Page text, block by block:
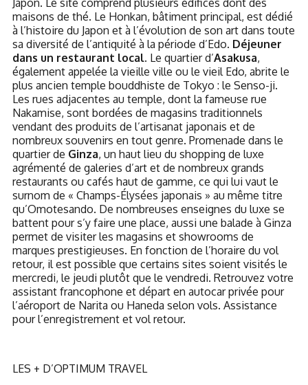
Japon. Le site comprend plusieurs édifices dont des
maisons de thé. Le Honkan, bâtiment principal, est dédié
à l’histoire du Japon et à l’évolution de son art dans toute
sa diversité de l’antiquité à la période d’Edo. Déjeuner
dans un restaurant local. Le quartier d’Asakusa,
également appelée la vieille ville ou le vieil Edo, abrite le
plus ancien temple bouddhiste de Tokyo : le Senso-ji.
Les rues adjacentes au temple, dont la fameuse rue
Nakamise, sont bordées de magasins traditionnels
vendant des produits de l’artisanat japonais et de
nombreux souvenirs en tout genre. Promenade dans le
quartier de Ginza, un haut lieu du shopping de luxe
agrémenté de galeries d’art et de nombreux grands
restaurants ou cafés haut de gamme, ce qui lui vaut le
surnom de « Champs-Élysées japonais » au même titre
qu’Omotesando. De nombreuses enseignes du luxe se
battent pour s’y faire une place, aussi une balade à Ginza
permet de visiter les magasins et showrooms de
marques prestigieuses. En fonction de l’horaire du vol
retour, il est possible que certains sites soient visités le
mercredi, le jeudi plutôt que le vendredi. Retrouvez votre
assistant francophone et départ en autocar privée pour
l’aéroport de Narita ou Haneda selon vols. Assistance
pour l’enregistrement et vol retour.
LES + D’OPTIMUM TRAVEL